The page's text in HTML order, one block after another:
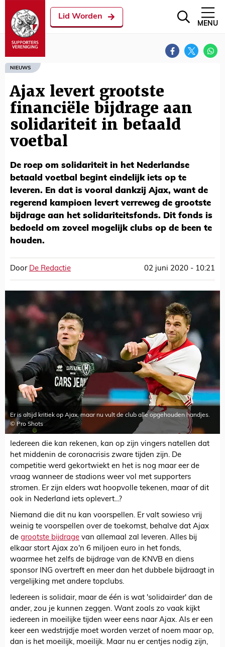
Lid Worden
MENU
NIEUWS
Ajax levert grootste
financiële bijdrage aan
solidariteit in betaald
voetbal
De roep om solidariteit in het Nederlandse
betaald voetbal begint eindelijk iets op te
leveren. En dat is vooral dankzij Ajax, want de
regerend kampioen levert verreweg de grootste
bijdrage aan het solidariteitsfonds. Dit fonds is
bedoeld om zoveel mogelijk clubs op de been te
houden.
Door De Redactie 02 juni 2020 - 10:21
Er is altijd kritiek op Ajax, maar nu vult de club alle opgehouden handjes.
© Pro Shots
Iedereen die kan rekenen, kan op zijn vingers natellen dat
het middenin de coronacrisis zware tijden zijn. De
competitie werd gekortwiekt en het is nog maar eer de
vraag wanneer de stadions weer vol met supporters
stromen. Er zijn elders wat hoopvolle tekenen, maar of dit
ook in Nederland iets oplevert...?
Niemand die dit nu kan voorspellen. Er valt sowieso vrij
weinig te voorspellen over de toekomst, behalve dat Ajax
de grootste bijdrage van allemaal zal leveren. Alles bij
elkaar stort Ajax zo'n 6 miljoen euro in het fonds,
waarmee het zelfs de bijdrage van de KNVB en diens
sponsor ING overtreft en meer dan het dubbele bijdraagt in
vergelijking met andere topclubs.
Iedereen is solidair, maar de één is wat 'solidairder' dan de
ander, zou je kunnen zeggen. Want zoals zo vaak kijkt
iedereen in moeilijke tijden weer eens naar Ajax. Als er een
keer een wedstrijdje moet worden verzet of noem maar op,
dan is het moeilijk, moeilijk. Maar nu er centjes nodig zijn,